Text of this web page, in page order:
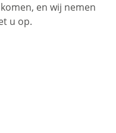
en wij nemen
u op.